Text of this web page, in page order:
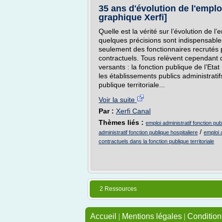
35 ans d'évolution de
graphique Xerfi]
Quelle est la vérité sur l’évolution de
quelques précisions sont
seulement des fonctionnaires
contractuels. Tous relèvent
versants : la fonction publique de
les établissements publics
publique territoriale...
Voir la suite
Par : Xerfi Canal
Thèmes liés : emploi administratif fonction
administratif fonction publique hospitaliere / emploi
contractuels dans la fonction publique territoriale
2 Ressources
Accueil | Mentions légales |